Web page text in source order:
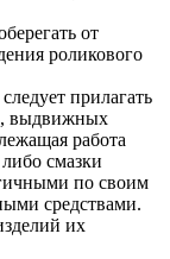
от
роликового
прилагать
выдвижных
работа
смазки
по своим
средствами.
их